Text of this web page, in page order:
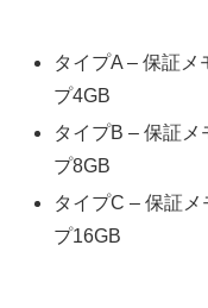
タイプA – 保証
プ4GB
タイプB – 保証
プ8GB
タイプC – 保証
プ16GB